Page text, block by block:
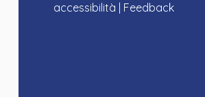
accessibilità
Feedback